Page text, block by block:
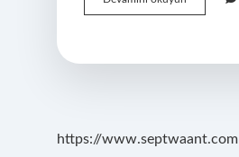
8
Ne
https://www.septwaant.com